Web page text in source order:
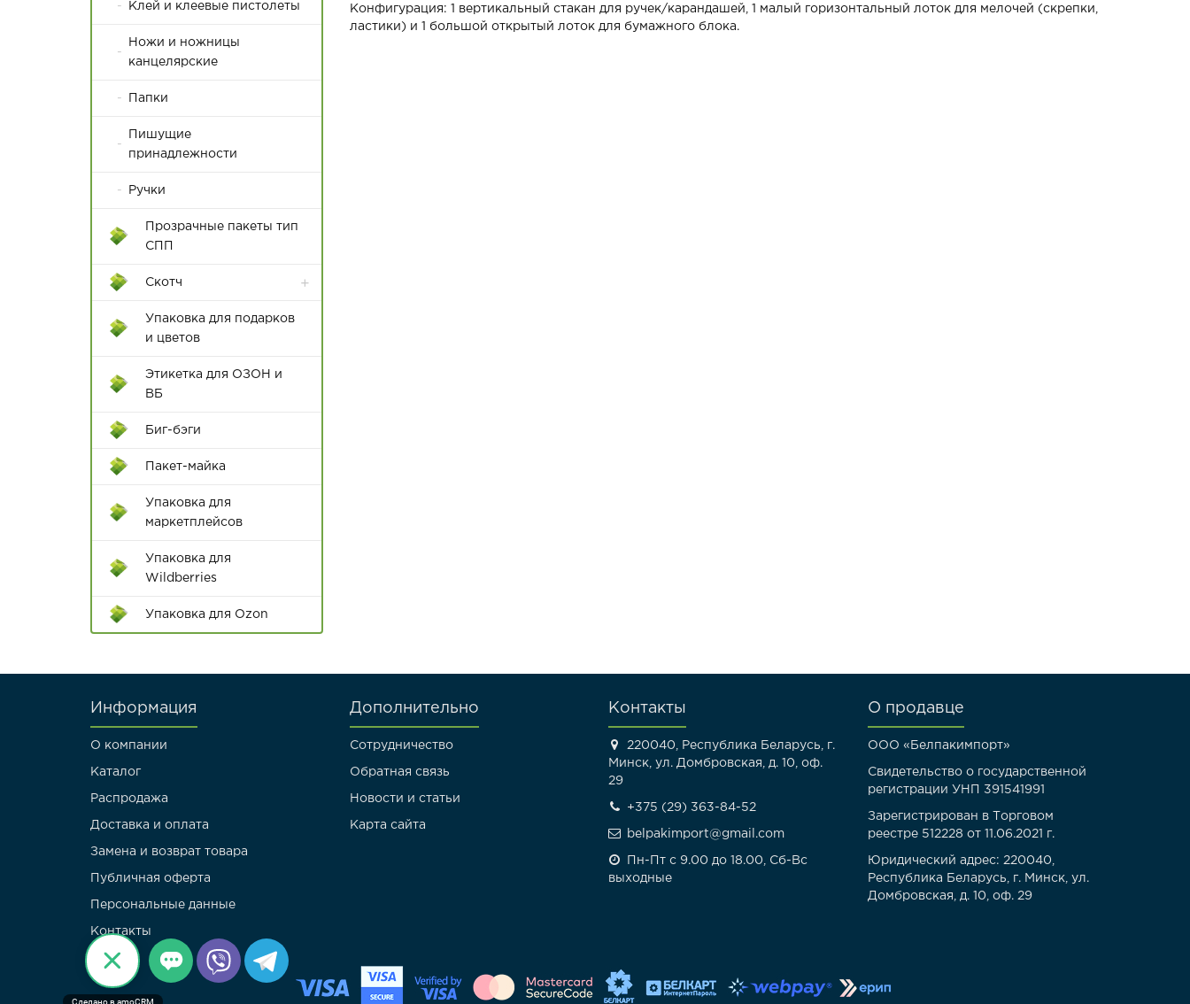
35*45
38*48
42*52
45*55
45*60
50*65
50*70
55*65
55*75
60*80
60*84
клапаном
Клей и клеевые пистолеты
Ножи и ножницы
канцелярские
Папки
Пишущие
принадлежности
Ручки
Прозрачные пакеты тип
СПП
Скотч
Диспенсеры для клейкой
Цветной скотч
Упаковка для подарков
и цветов
Этикетка для ОЗОН и
ВБ
Биг-бэги
Пакет-майка
Упаковка для
маркетплейсов
Упаковка для
Wildberries
Упаковка для Ozon
Конфигурация: 1 вертикальный стакан для ручек/карандашей, 1 малый горизонтальный лоток для мелочей (скрепки,
ластики) и 1 большой открытый лоток для бумажного блока.
Информация
О компании
Каталог
Распродажа
Доставка и оплата
Замена и возврат товара
Публичная оферта
Персональные данные
Контакты
Дополнительно
Сотрудничество
Обратная связь
Новости и статьи
Карта сайта
Контакты
220040, Республика Беларусь, г.
Минск, ул. Домбровская, д. 10, оф.
29
+375 (29) 363-84-52
belpakimport@gmail.com
Пн-Пт с 9.00 до 18.00, Сб-Вс
выходные
О продавце
ООО «Белпакимпорт»
Свидетельство о государственной
регистрации УНП 391541991
Зарегистрирован в Торговом
реестре 512228 от 11.06.2021 г.
Юридический адрес: 220040,
Республика Беларусь, г. Минск, ул.
Домбровская, д. 10, оф. 29
Сделано в amoCRM